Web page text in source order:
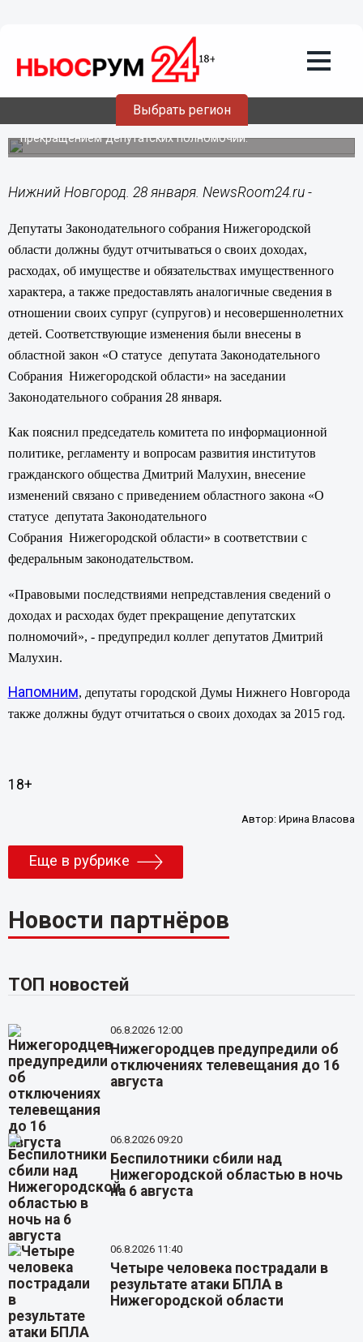
Выбрать регион
Депутаты Законодательного собрания
должны будут отчитываться о своих
доходах
Непредоставление сведений будет грозить
прекращением депутатских полномочий.
Нижний Новгород. 28 января. NewsRoom24.ru -
Депутаты Законодательного собрания Нижегородской
области должны будут отчитываться о своих доходах,
расходах, об имуществе и обязательствах имущественного
характера, а также предоставлять аналогичные сведения в
отношении своих супруг (супругов) и несовершеннолетних
детей. Соответствующие изменения были внесены в
областной закон «О статусе депутата Законодательного
Собрания Нижегородской области» на заседании
Законодательного собрания 28 января.
Как пояснил председатель комитета по информационной
политике, регламенту и вопросам развития институтов
гражданского общества Дмитрий Малухин, внесение
изменений связано с приведением областного закона «О
статусе депутата Законодательного
Собрания Нижегородской области» в соответствии с
федеральным законодательством.
«Правовыми последствиями непредставления сведений о
доходах и расходах будет прекращение депутатских
полномочий», - предупредил коллег депутатов Дмитрий
Малухин.
Напомним, депутаты городской Думы Нижнего Новгорода
также должны будут отчитаться о своих доходах за 2015 год.
18+
Автор:Ирина Власова
Еще в рубрике
Новости партнёров
ТОП новостей
06.8.2026 12:00
Нижегородцев предупредили об
отключениях телевещания до 16
августа
06.8.2026 09:20
Беспилотники сбили над
Нижегородской областью в ночь
на 6 августа
06.8.2026 11:40
Четыре человека пострадали в
результате атаки БПЛА в
Нижегородской области